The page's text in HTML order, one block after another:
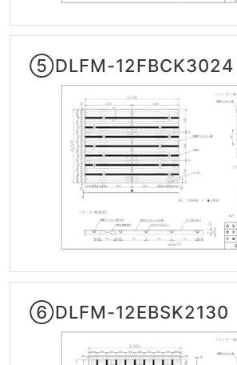
⑤DLFM-12FBCK3024
⑥DLFM-12EBSK2130